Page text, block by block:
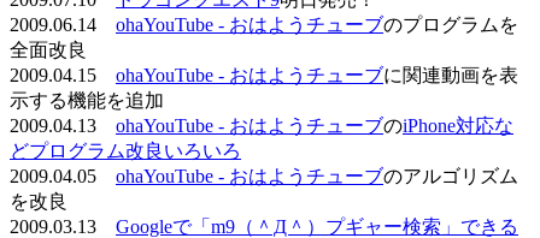
2009.06.14 ohaYouTube - おはようチューブのプログラムを
全面改良
2009.04.15 ohaYouTube - おはようチューブに関連動画を表
示する機能を追加
2009.04.13 ohaYouTube - おはようチューブのiPhone対応な
どプログラム改良いろいろ
2009.04.05 ohaYouTube - おはようチューブのアルゴリズム
を改良
2009.03.13 Googleで「m9（＾Д＾）プギャー検索」できる